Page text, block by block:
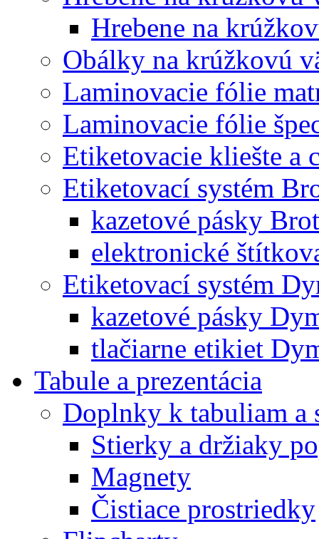
Hrebene na
Obálky na krúžkovú
Laminovacie fólie
Laminovacie fólie
Etiketovacie kliešte a
Etiketovací systém
kazetové pásky
elektronické
Etiketovací systém
kazetové pásky
tlačiarne etikiet
Tabule a prezentácia
Doplnky k tabuliam a
Stierky a držiaky
Magnety
Čistiace prostriedky